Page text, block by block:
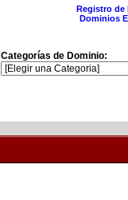
Registro de
Dominios
Categorías de Dominio: